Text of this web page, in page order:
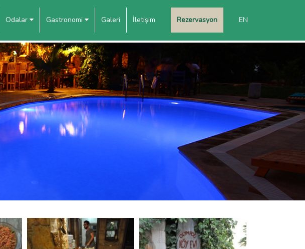
Odalar Gastronomi Galeri İletişim Rezervasyon EN